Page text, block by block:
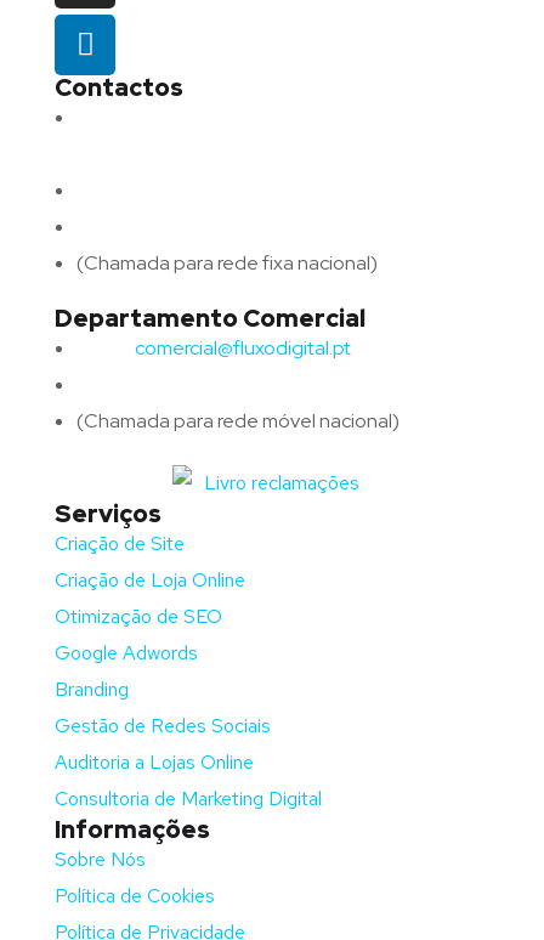
Contactos
(Chamada para rede fixa nacional)
Departamento Comercial
comercial@fluxodigital.pt
(Chamada para rede móvel nacional)
Serviços
Criação de Site
Criação de Loja Online
Otimização de SEO
Google Adwords
Branding
Gestão de Redes Sociais
Auditoria a Lojas Online
Consultoria de Marketing Digital
Informações
Sobre Nós
Política de Cookies
Política de Privacidade